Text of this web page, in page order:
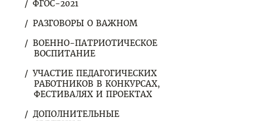
ФГОС-2021
РАЗГОВОРЫ О ВАЖНОМ
ВОЕННО-ПАТРИОТИЧЕСКОЕ
ВОСПИТАНИЕ
УЧАСТИЕ ПЕДАГОГИЧЕСКИХ
РАБОТНИКОВ В КОНКУРСАХ,
ФЕСТИВАЛЯХ И ПРОЕКТАХ
ДОПОЛНИТЕЛЬНЫЕ